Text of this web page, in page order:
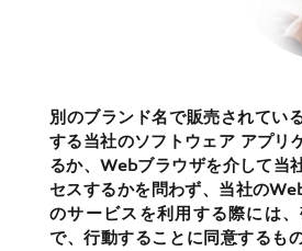
別のブランド名で販売されてい
する当社のソフトウェア アプリ
るか、Webブラウザを介して当
セスするかを問わず、当社の
のサービスを利用する際には
で、行動することに同意するも